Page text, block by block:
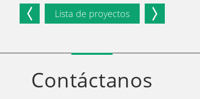
Lista de proyectos
Contáctanos